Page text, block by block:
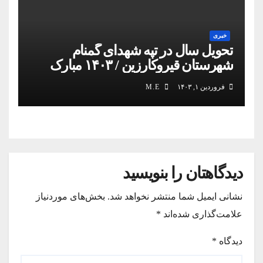
خبری
تحویل سال در تپه شهدای گمنام
شهرستان قیروکارزین / ۱۴۰۳ مبارک
فروردین ۱, ۱۴۰۳
دیدگاهتان را بنویسید
نشانی ایمیل شما منتشر نخواهد شد. بخش‌های موردنیاز
علامت‌گذاری شده‌اند *
دیدگاه *